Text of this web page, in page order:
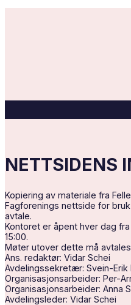
NETTSIDENS
Kopiering av materiale fra
Fagforenings nettside for
avtale.
Kontoret er åpent hver dag
15:00.
Møter utover dette må
Ans. redaktør: Vidar Schei
Avdelingssekretær: Svein-Erik
Organisasjonsarbeider: Per-
Organisasjonsarbeider: Anna
Avdelingsleder: Vidar Schei